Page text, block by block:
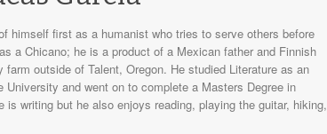
himself first as a humanist who tries to serve others before
a Chicano; he is a product of a Mexican father and Finnish
farm outside of Talent, Oregon. He studied Literature as an
University and went on to complete a Masters Degree in
writing but he also enjoys reading, playing the guitar, hiking,